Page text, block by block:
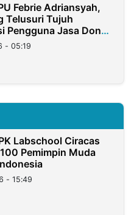
Febrie Adriansyah,
Telusuri Tujuh
Pengguna Jasa Don
- 05:19
Labschool Ciracas
Pemimpin Muda
- 15:49